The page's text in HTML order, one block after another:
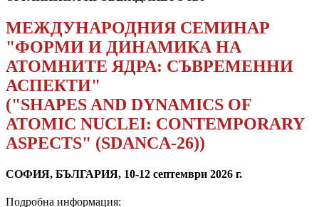
МЕЖДУНАРОДНИЯ СЕМИНАР
"ФОРМИ И ДИНАМИКА НА
АТОМНИТЕ ЯДРА: СЪВРЕМЕННИ
АСПЕКТИ"
("SHAPES AND DYNAMICS OF
ATOMIC NUCLEI: CONTEMPORARY
ASPECTS" (SDANCA-26))
СОФИЯ, БЪЛГАРИЯ, 10-12 септември 2026 г.
Подробна информация: